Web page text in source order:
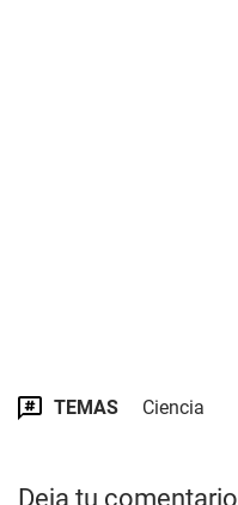
TEMAS Ciencia
Deja tu comentario